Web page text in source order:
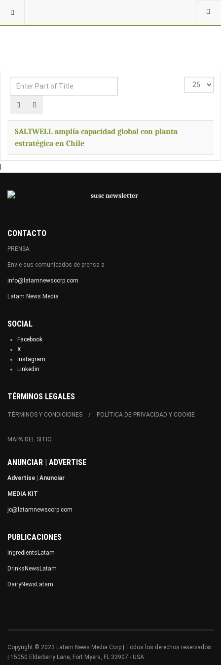
Enter
Part
of
Display
#
SALTWELL amplía capacidad global con planta
estratégica en Chile
CONTACTO
PRENSA
Envíe sus comunicados de prensa a
info@latamnewscorp.com
Latam News Media
SOCIAL
Facebook
X
Instagram
Linkedin
TÉRMINOS LEGALES
TÉRMINOS Y CONDICIONES POLÍTICA DE PRIVACIDAD Y COOKIE
MAPA DEL SITIO
ANUNCIAR | ADVERTISE
Advertise Anunciar
MEDIA KIT
jc@latamnewscorp.com
PUBLICACIONES
IngredientsLatam
DrinksNewsLatam
DairyNewsLatam
Copyright © 2023 Latam News Media Corp | Todos los derechos reservados
| 15050 Elderberry Lane, Fort Myers, FL 33907 - USA